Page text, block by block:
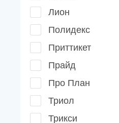
Лион
Полидекс
Приттикет
Прайд
Про План
Триол
Трикси